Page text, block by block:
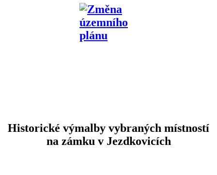
Historické výmalby vybraných místností
na zámku v Jezdkovicích